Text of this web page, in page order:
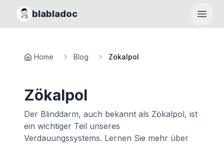
blabladoc
Home Blog Zökalpol
Zökalpol
Der Blinddarm, auch bekannt als Zökalpol, ist
ein wichtiger Teil unseres
Verdauungssystems. Lernen Sie mehr über